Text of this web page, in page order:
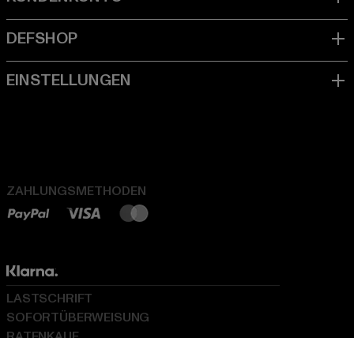
ZAHLUNGSMETHODEN
LASTSCHRIFT
SOFORTÜBERWEISUNG